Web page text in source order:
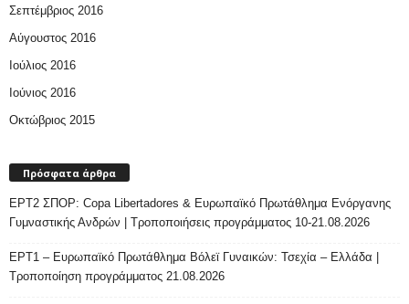
Σεπτέμβριος 2016
Αύγουστος 2016
Ιούλιος 2016
Ιούνιος 2016
Οκτώβριος 2015
Πρόσφατα άρθρα
ΕΡΤ2 ΣΠΟΡ: Copa Libertadores & Ευρωπαϊκό Πρωτάθλημα Ενόργανης
Γυμναστικής Ανδρών | Τροποποιήσεις προγράμματος 10-21.08.2026
ΕΡΤ1 – Ευρωπαϊκό Πρωτάθλημα Βόλεϊ Γυναικών: Τσεχία – Ελλάδα |
Τροποποίηση προγράμματος 21.08.2026